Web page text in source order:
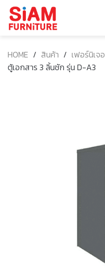
HOME / สินค้า / เฟอร์นิเจ
ตู้เอกสาร 3 ลิ้นชัก รุ่น D-A3